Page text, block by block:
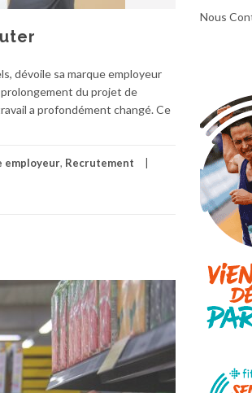
dévoile sa marque employeur
du projet de
a profondément changé. Ce
employeur, Recrutement
Nous